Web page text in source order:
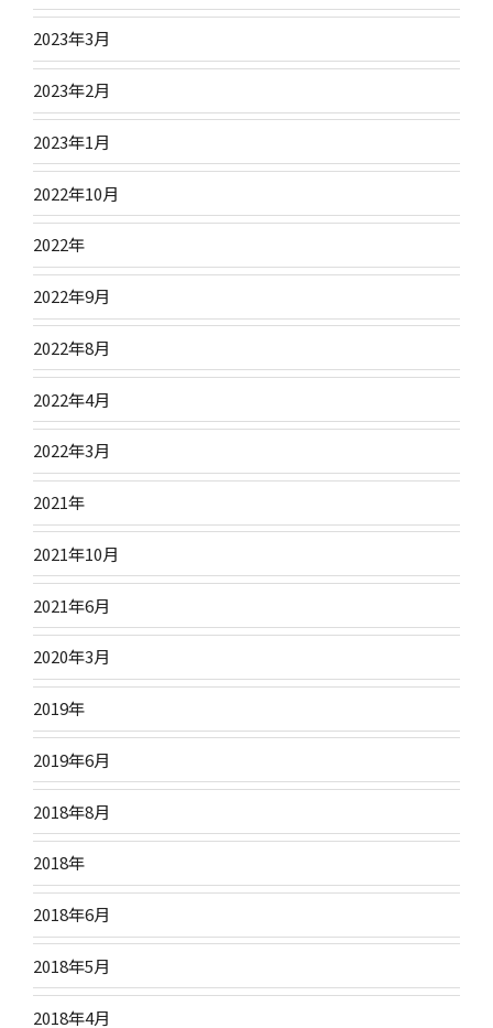
2023年3月
2023年2月
2023年1月
2022年10月
2022年
2022年9月
2022年8月
2022年4月
2022年3月
2021年
2021年10月
2021年6月
2020年3月
2019年
2019年6月
2018年8月
2018年
2018年6月
2018年5月
2018年4月